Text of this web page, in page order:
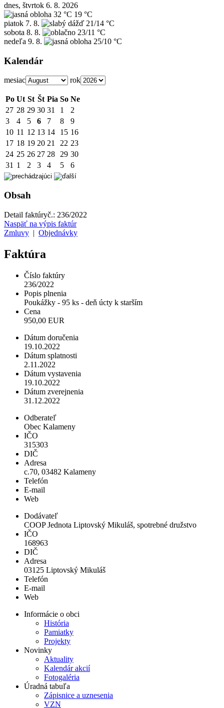
dnes, štvrtok 6. 8. 2026
32 °C 19 °C
piatok 7. 8.
21/14 °C
sobota 8. 8.
23/11 °C
nedeľa 9. 8. 25/10 °C
Kalendár
mesiac rok
Po Ut St Št Pia So Ne
27 28 29 30 31 1
2
3
4 5 6 7 8
9
10 11 12 13 14 15 16
17 18 19 20 21 22 23
24 25 26 27 28 29 30
31 1 2 3 4 5 6
Obsah
Detail faktúryč.: 236/2022
Naspäť na výpis faktúr
Zmluvy | Objednávky
Faktúra
Číslo faktúry
236/2022
Popis plnenia
Poukážky - 95 ks - deň úcty k starším
Cena
950,00 EUR
Dátum doručenia
19.10.2022
Dátum splatnosti
2.11.2022
Dátum vystavenia
19.10.2022
Dátum zverejnenia
31.12.2022
Odberateľ
Obec Kalameny
IČO
315303
DIČ
Adresa
c.70, 03482 Kalameny
Telefón
E-mail
Web
Dodávateľ
COOP Jednota Liptovský Mikuláš, spotrebné družstvo
IČO
168963
DIČ
Adresa
03125 Liptovský Mikuláš
Telefón
E-mail
Web
Informácie o obci
História
Pamiatky
Projekty
Novinky
Aktuality
Kalendár akcií
Fotogaléria
Úradná tabuľa
Zápisnice a uznesenia
VZN